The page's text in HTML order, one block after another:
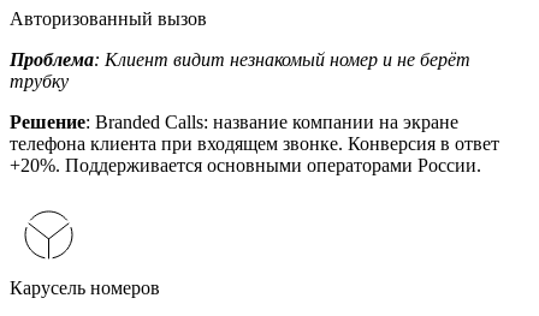
Авторизованный вызов
Проблема: Клиент видит незнакомый номер и не берёт
трубку
Решение: Branded Calls: название компании на экране
телефона клиента при входящем звонке. Конверсия в ответ
+20%. Поддерживается основными операторами России.
Карусель номеров